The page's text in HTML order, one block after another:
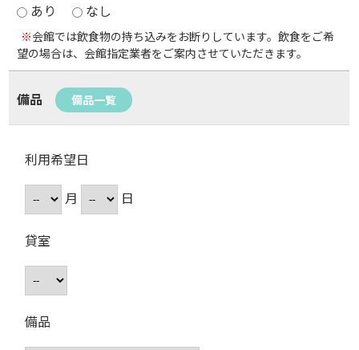
あり
なし
※会館では飲食物の持ち込みをお断りしています。飲食をご希
望の場合は、会館指定業者をご案内させていただきます。
備品 備品一覧
利用希望日
月
日
貸室
備品